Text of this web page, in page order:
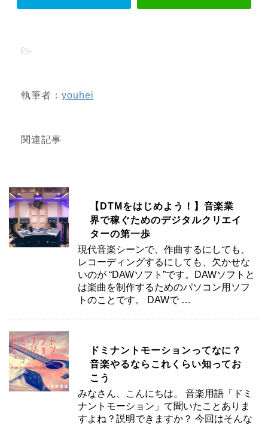
-
執筆者： youhei
関連記事
【DTMをはじめよう！】音楽業
界で稼ぐためのデジタルクリエイ
ターの第一歩
現代音楽シーンで、作曲するにしても、
レコーディングするにしても、欠かせな
いのが “DAWソフト”です。DAWソフトと
は楽曲を制作するためのパソコン用ソフ
トのことです。 DAWで …
ドミナントモーションってなに？
音楽やるならこれくらい知ってお
こう
みなさん、こんにちは。 音楽用語「ドミ
ナントモーション」て聞いたことありま
すよね？説明できますか？ 今回はそんな